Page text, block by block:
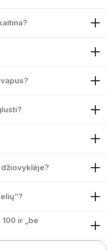
ir „be